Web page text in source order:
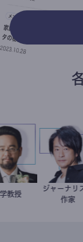
金谷一朗
大学教授 鈴木
ジャー
作